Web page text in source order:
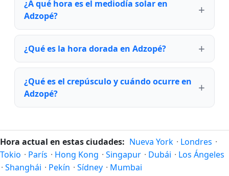
¿A qué hora es el mediodía solar en
Adzopé?
¿Qué es la hora dorada en Adzopé?
¿Qué es el crepúsculo y cuándo ocurre en
Adzopé?
Hora actual en estas ciudades: Nueva York · Londres ·
Tokio · París · Hong Kong · Singapur · Dubái · Los Ángeles
· Shanghái · Pekín · Sídney · Mumbai